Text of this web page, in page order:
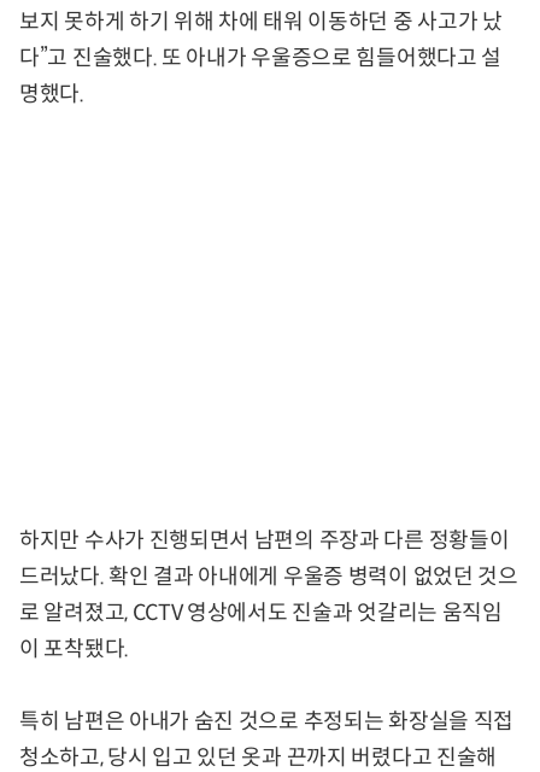
보지 못하게 하기 위해 차에 태워 이동하던 중 사고가 났
다”고 진술했다. 또 아내가 우울증으로 힘들어했다고 설
명했다.
하지만 수사가 진행되면서 남편의 주장과 다른 정황들이
드러났다. 확인 결과 아내에게 우울증 병력이 없었던 것으
로 알려졌고, CCTV 영상에서도 진술과 엇갈리는 움직임
이 포착됐다.
특히 남편은 아내가 숨진 것으로 추정되는 화장실을 직접
청소하고, 당시 입고 있던 옷과 끈까지 버렸다고 진술해